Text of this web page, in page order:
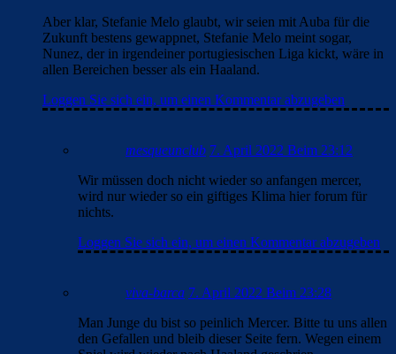
Aber klar, Stefanie Melo glaubt, wir seien mit Auba für die
Zukunft bestens gewappnet, Stefanie Melo meint sogar,
Nunez, der in irgendeiner portugiesischen Liga kickt, wäre in
allen Bereichen besser als ein Haaland.
Loggen Sie sich ein, um einen Kommentar abzugeben
mesqueunclub 7. April 2022 Beim 23:12
Wir müssen doch nicht wieder so anfangen mercer,
wird nur wieder so ein giftiges Klima hier forum für
nichts.
Loggen Sie sich ein, um einen Kommentar abzugeben
viva-barca 7. April 2022 Beim 23:28
Man Junge du bist so peinlich Mercer. Bitte tu uns allen
den Gefallen und bleib dieser Seite fern. Wegen einem